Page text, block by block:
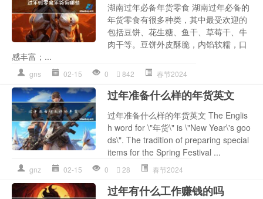
湖南过年必备年货零食 湖南过年必备的
年货零食有很多种类，其中最受欢迎的
包括豆饼、花生糖、鱼干、草莓干、牛
肉干等。豆饼外皮酥脆，内馅软糯，口
感丰富；...
gns 02-15 0 842 春节2024
过年准备什么样的年货英文
过年准备什么样的年货英文 The Englis
h word for \"年货\" is \"New Year\'s goo
ds\". The tradition of preparing special
items for the Spring Festival ...
gnz 02-15 0 28 春节2024
过年有什么工作赚钱的吗